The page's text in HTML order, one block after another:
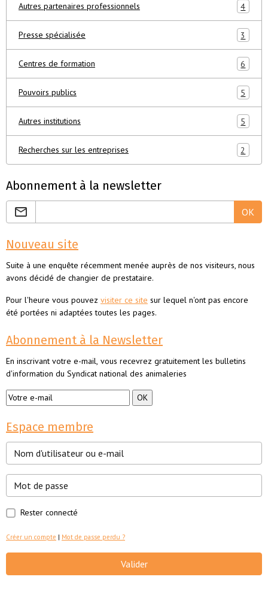
Autres partenaires professionnels 4
Presse spécialisée 3
Centres de formation 6
Pouvoirs publics 5
Autres institutions 5
Recherches sur les entreprises 2
Abonnement à la newsletter
OK
Nouveau site
Suite à une enquête récemment menée auprès de nos visiteurs, nous
avons décidé de changier de prestataire.
Pour l'heure vous pouvez visiter ce site sur lequel n'ont pas encore
été portées ni adaptées toutes les pages.
Abonnement à la Newsletter
En inscrivant votre e-mail, vous recevrez gratuitement les bulletins
d'information du Syndicat national des animaleries
Espace membre
Rester connecté
Créer un compte | Mot de passe perdu ?
Valider